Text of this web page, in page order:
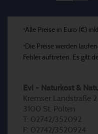
*Alle Preise in Euro (€)
* Die Preise werden
Fehler auftreten. Es gilt
Evi - Naturkost &
Kremser Landstraße 2
3100 St. Pölten
T: 02742/352092
F: 02742/3520924